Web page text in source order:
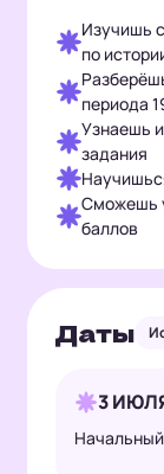
Изучишь
по
периода
Узнаешь
задания
Сможешь
баллов
Даты
3